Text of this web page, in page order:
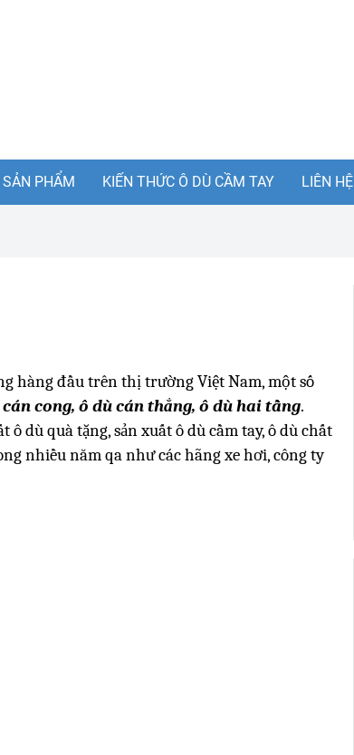
SẢN PHẨM KIẾN THỨC Ô DÙ CẦM TAY LIÊN HỆ
hàng đầu trên thị trường Việt Nam, một số
cong, ô dù cán thẳng, ô dù hai tầng.
dù quà tặng, sản xuất ô dù cầm tay, ô dù chất
nhiều năm qa như các hãng xe hơi, công ty